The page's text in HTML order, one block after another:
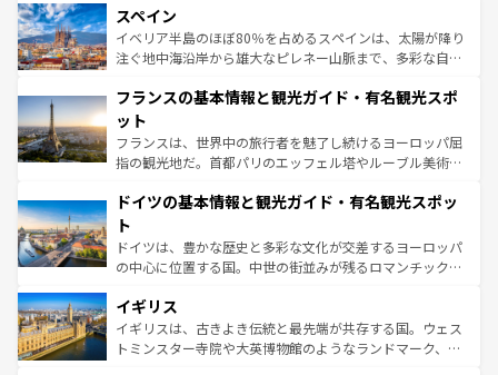
ろん、トスカーナの美しい田園風景やアマルフィ海岸の絶
景など、自然景観も見逃せない。観光の合間には、本場の
ピザやパスタなど、絶品のイタリア料理を堪能することも
ませてくれるイタリアで、忘れられない旅をしてみよう！
なお、新着のイタリア情報は
しい。
スペイン
イベリア半島のほぼ80％を占めるスペインは、太陽が降り
注ぐ地中海沿岸から雄大なピレネー山脈まで、多彩な自然
文化が根付くこの国では、情熱的なフラメンコ、熱気あふ
れる闘牛、そして美味しいタパスが生活の一部となってい
る。首都マドリードの洗練された雰囲気や、バルセロナの
アートに溢れた街角から、地方では古代ローマ遺跡や中世
せる。地方によって風土や気候が異なるスペインはその個
ンテンツ一覧 を参照してほしい。
フランスの基本情報と観光ガイド・有名観光スポ
ット
フランスは、世界中の旅行者を魅了し続けるヨーロッパ屈
指の観光地だ。首都パリのエッフェル塔やルーブル美術館
で、幅広い魅力が詰まっている。華麗な宮殿、歴史的な大
聖堂、美しいビーチ、そして豊かな自然が、訪れる者を心
から魅了する。また、フランスは美食の国としても知ら
れ、フランス料理はユネスコ無形文化遺産にも登録されて
香り高いラベンダー畑など、多彩な楽しみ方が可能だ。さ
らに、パリ以外の地域にも魅力が溢れており、どの街角に
も豊かな歴史と文化が息づいている。パリ以外の個性あふ
ドイツの基本情報と観光ガイド・有名観光スポッ
ト
ドイツは、豊かな歴史と多彩な文化が交差するヨーロッパ
の中心に位置する国。中世の街並みが残るロマンチック街
顔を持つこの国は、どこを歩いても飽きることがない。ベ
ルリンの文化的活気、バイエルン州のアルプスの絶景、そ
してライン川沿いのワイン畑といった風景は必見。ビール
イギリス
イギリスは、古きよき伝統と最先端が共存する国。ウェス
トミンスター寺院や大英博物館のようなランドマーク、歴